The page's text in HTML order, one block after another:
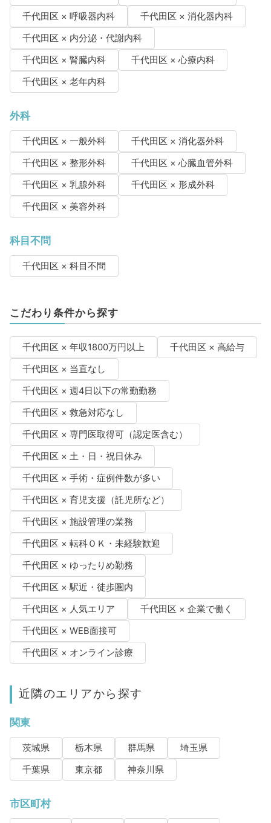
千代田区 × 呼吸器内科
千代田区 × 消化器内科
千代田区 × 内分泌・代謝内科
千代田区 × 腎臓内科
千代田区 × 心療内科
千代田区 × 老年内科
外科
千代田区 × 一般外科
千代田区 × 消化器外科
千代田区 × 整形外科
千代田区 × 心臓血管外科
千代田区 × 乳腺外科
千代田区 × 形成外科
千代田区 × 美容外科
科目不問
千代田区 × 科目不問
こだわり条件から探す
千代田区 × 年収1800万円以上
千代田区 × 高給与
千代田区 × 当直なし
千代田区 × 週4日以下の常勤勤務
千代田区 × 救急対応なし
千代田区 × 専門医取得可（認定医含む）
千代田区 × 土・日・祝日休み
千代田区 × 手術・症例件数が多い
千代田区 × 育児支援（託児所など）
千代田区 × 施設管理の業務
千代田区 × 転科ＯＫ・未経験歓迎
千代田区 × ゆったりめ勤務
千代田区 × 駅近・徒歩圏内
千代田区 × 人気エリア
千代田区 × 企業で働く
千代田区 × WEB面接可
千代田区 × オンライン診療
近隣のエリアから探す
関東
茨城県 栃木県 群馬県
埼玉県
千葉県
東京都 神奈川県
市区町村